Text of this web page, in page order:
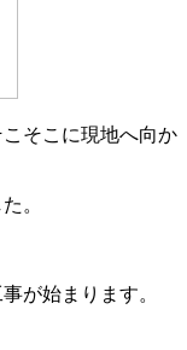
そこに現地へ向か
。
が始まります。